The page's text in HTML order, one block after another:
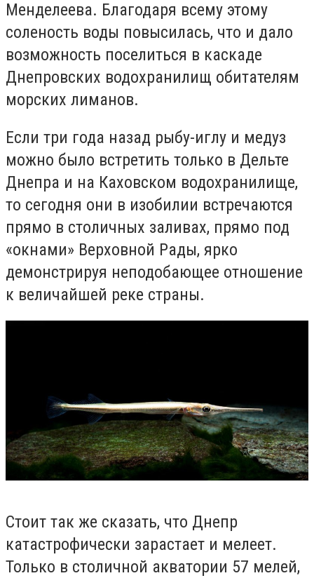
Менделеева. Благодаря всему этому
соленость воды повысилась, что и дало
возможность поселиться в каскаде
Днепровских водохранилищ обитателям
морских лиманов.
Если три года назад рыбу-иглу и медуз
можно было встретить только в Дельте
Днепра и на Каховском водохранилище,
то сегодня они в изобилии встречаются
прямо в столичных заливах, прямо под
«окнами» Верховной Рады, ярко
демонстрируя неподобающее отношение
к величайшей реке страны.
Стоит так же сказать, что Днепр
катастрофически зарастает и мелеет.
Только в столичной акватории 57 мелей,